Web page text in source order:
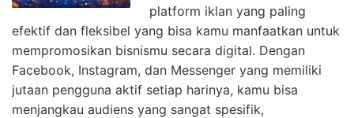
platform iklan yang paling
efektif dan fleksibel yang bisa kamu manfaatkan untuk
mempromosikan bisnismu secara digital. Dengan
Facebook, Instagram, dan Messenger yang memiliki
jutaan pengguna aktif setiap harinya, kamu bisa
menjangkau audiens yang sangat spesifik,